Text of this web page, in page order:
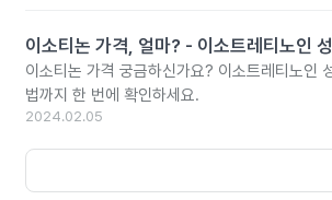
이소티논 가격, 얼마? - 이소트레티노인
이소티논 가격 궁금하신가요? 이소트레티노인
법까지 한 번에 확인하세요.
2024.02.05